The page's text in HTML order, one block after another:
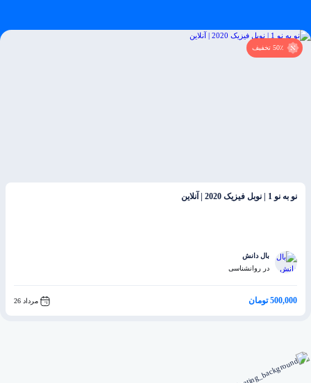
50٪ تخفیف
نو به نو 1 | نوبل فیزیک 2020 | آنلاین
بال دانش
در روانشناسی
500,000 تومان مرداد 26